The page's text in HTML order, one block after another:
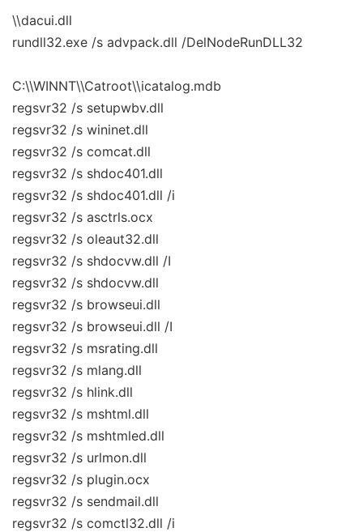
\\dacui.dll
rundll32.exe /s advpack.dll /DelNodeRunDLL32
C:\\WINNT\\Catroot\\icatalog.mdb
regsvr32 /s setupwbv.dll
regsvr32 /s wininet.dll
regsvr32 /s comcat.dll
regsvr32 /s shdoc401.dll
regsvr32 /s shdoc401.dll /i
regsvr32 /s asctrls.ocx
regsvr32 /s oleaut32.dll
regsvr32 /s shdocvw.dll /I
regsvr32 /s shdocvw.dll
regsvr32 /s browseui.dll
regsvr32 /s browseui.dll /I
regsvr32 /s msrating.dll
regsvr32 /s mlang.dll
regsvr32 /s hlink.dll
regsvr32 /s mshtml.dll
regsvr32 /s mshtmled.dll
regsvr32 /s urlmon.dll
regsvr32 /s plugin.ocx
regsvr32 /s sendmail.dll
regsvr32 /s comctl32.dll /i